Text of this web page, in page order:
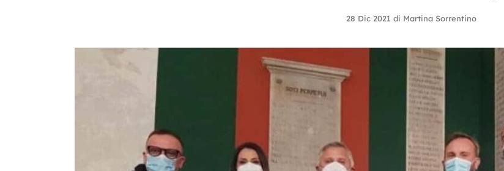
28 Dic 2021 di Martina Sorrentino